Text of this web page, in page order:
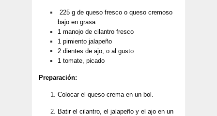
225 g de queso fresco o queso cremoso
bajo en grasa
1 manojo de cilantro fresco
1 pimiento jalapeño
2 dientes de ajo, o al gusto
1 tomate, picado
Preparación:
Colocar el queso crema en un bol.
Batir el cilantro, el jalapeño y el ajo en un